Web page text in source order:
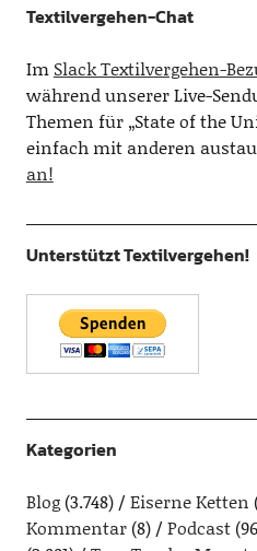
Textilvergehen-Chat
Im Slack Textilvergehen-
während unserer Live-
Themen für „State of the
einfach mit anderen
an!
Unterstützt Textilvergehen!
Kategorien
Blog(3.748) Eiserne Ketten
Kommentar(8) Podcast